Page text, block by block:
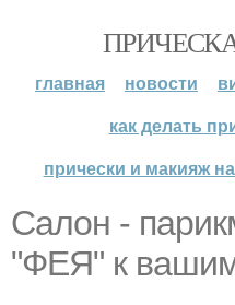
главная новости
как делать
прически и макияж
Салон -
"ФЕЯ" к